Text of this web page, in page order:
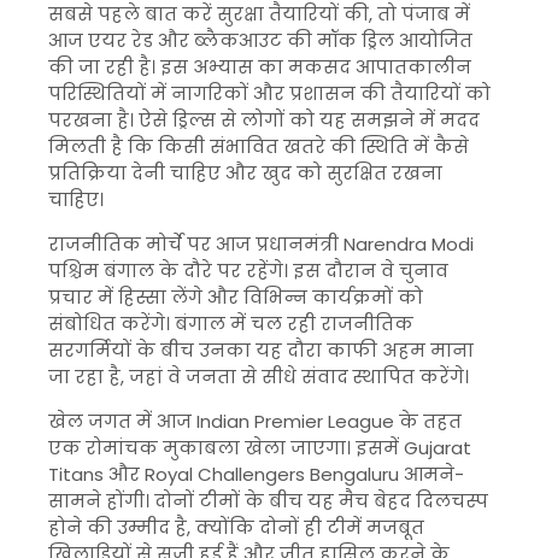
सबसे पहले बात करें सुरक्षा तैयारियों की, तो पंजाब में
आज एयर रेड और ब्लैकआउट की मॉक ड्रिल आयोजित
की जा रही है। इस अभ्यास का मकसद आपातकालीन
परिस्थितियों में नागरिकों और प्रशासन की तैयारियों को
परखना है। ऐसे ड्रिल्स से लोगों को यह समझने में मदद
मिलती है कि किसी संभावित खतरे की स्थिति में कैसे
प्रतिक्रिया देनी चाहिए और खुद को सुरक्षित रखना
चाहिए।
राजनीतिक मोर्चे पर आज प्रधानमंत्रीNarendra Modi
पश्चिम बंगाल के दौरे पर रहेंगे। इस दौरान वे चुनाव
प्रचार में हिस्सा लेंगे और विभिन्न कार्यक्रमों को
संबोधित करेंगे। बंगाल में चल रही राजनीतिक
सरगर्मियों के बीच उनका यह दौरा काफी अहम माना
जा रहा है, जहां वे जनता से सीधे संवाद स्थापित करेंगे।
खेल जगत में आजIndian Premier League के तहत
एक रोमांचक मुकाबला खेला जाएगा। इसमेंGujarat
Titans औरRoyal Challengers Bengaluru आमने-
सामने होंगी। दोनों टीमों के बीच यह मैच बेहद दिलचस्प
होने की उम्मीद है, क्योंकि दोनों ही टीमें मजबूत